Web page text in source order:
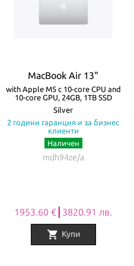
устройства и 3.5mm аудио
до 18 часа с едно
отNovMak.comимат
и подлежат на гаранционно
Service Provider (официални
MacBook Air 13"
with Apple M5 с 10-core CPU and
10-core GPU, 24GB, 1TB SSD
Silver
2 години гаранция и за бизнес
клиенти
Наличен
mdh94ze/a
1953.60 €┃3820.91 лв.
shopping_cart Купи